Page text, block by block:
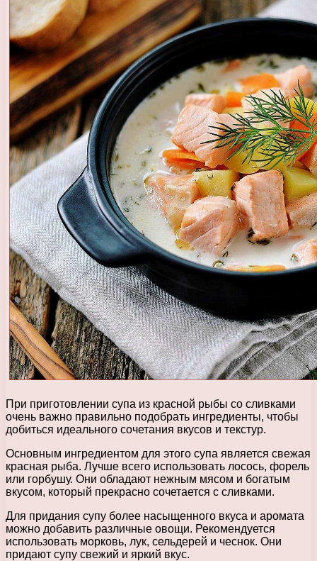
При приготовлении супа из красной рыбы со сливками
очень важно правильно подобрать ингредиенты, чтобы
добиться идеального сочетания вкусов и текстур.
Основным ингредиентом для этого супа является свежая
красная рыба. Лучше всего использовать лосось, форель
или горбушу. Они обладают нежным мясом и богатым
вкусом, который прекрасно сочетается с сливками.
Для придания супу более насыщенного вкуса и аромата
можно добавить различные овощи. Рекомендуется
использовать морковь, лук, сельдерей и чеснок. Они
придают супу свежий и яркий вкус.